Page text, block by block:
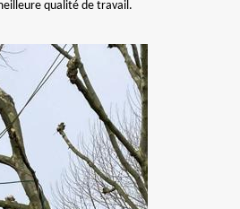
qualité de travail.